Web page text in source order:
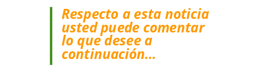
Respecto a esta noticia
usted puede comentar
lo que desee a
continuación…